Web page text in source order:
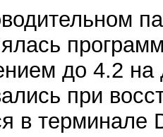
до 4.2 на
при
в терминале